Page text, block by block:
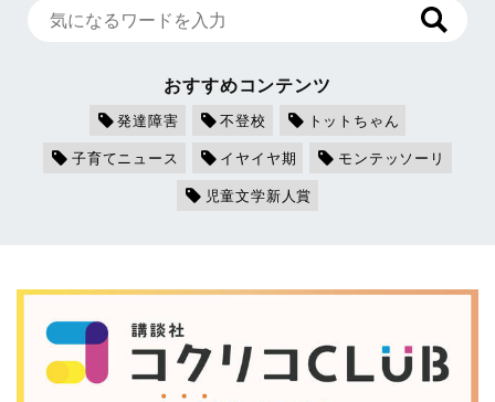
おすすめコンテンツ
発達障害 不登校
トットちゃん
子育てニュース
イヤイヤ期
モンテッソーリ
児童文学新人賞